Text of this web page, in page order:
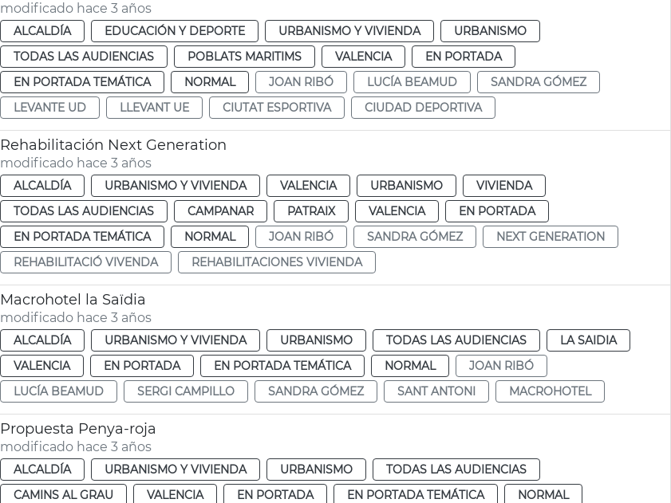
modificado hace 3 años
ALCALDÍA EDUCACIÓN Y DEPORTE URBANISMO Y VIVIENDA
URBANISMO
TODAS LAS AUDIENCIAS
POBLATS MARITIMS VALENCIA
EN PORTADA
EN PORTADA TEMÁTICA
NORMAL JOAN RIBÓ LUCÍA BEAMUD
SANDRA GÓMEZ
LEVANTE UD
LLEVANT UE CIUTAT ESPORTIVA CIUDAD DEPORTIVA
Rehabilitación Next Generation
modificado hace 3 años
ALCALDÍA URBANISMO Y VIVIENDA VALENCIA URBANISMO
VIVIENDA
TODAS LAS AUDIENCIAS
CAMPANAR PATRAIX VALENCIA
EN PORTADA
EN PORTADA TEMÁTICA
NORMAL JOAN RIBÓ SANDRA GÓMEZ
NEXT GENERATION
REHABILITACIÓ VIVENDA
REHABILITACIONES VIVIENDA
Macrohotel la Saïdia
modificado hace 3 años
ALCALDÍA URBANISMO Y VIVIENDA URBANISMO TODAS LAS AUDIENCIAS
LA SAIDIA
VALENCIA
EN PORTADA EN PORTADA TEMÁTICA NORMAL
JOAN RIBÓ
LUCÍA BEAMUD
SERGI CAMPILLO SANDRA GÓMEZ SANT ANTONI MACROHOTEL
Propuesta Penya-roja
modificado hace 3 años
ALCALDÍA URBANISMO Y VIVIENDA URBANISMO
TODAS LAS AUDIENCIAS
CAMINS AL GRAU
VALENCIA EN PORTADA EN PORTADA TEMÁTICA
NORMAL